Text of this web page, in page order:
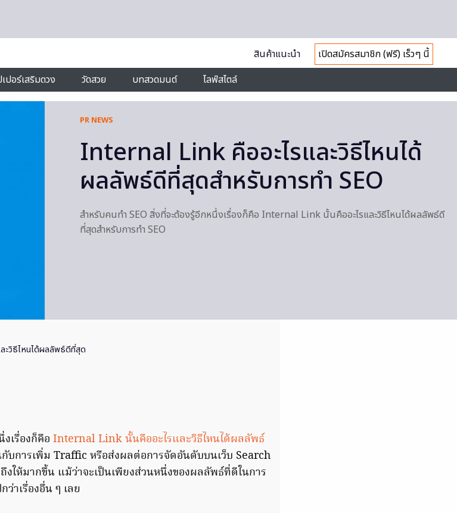
สินค้าแนะนำ
เปิดสมัครสมาชิก (ฟรี) เร็วๆ นี้
ปอร์เสริมดวง วัดสวย บทสวดมนต์ ไลฟ์สไตล์
PR NEWS
Internal Link คืออะไรและวิธีไหนได้
ผลลัพธ์ดีที่สุดสำหรับการทำ SEO
สำหรับคนทำ SEO สิ่งที่จะต้องรู้อีกหนึ่งเรื่องก็คือ Internal Link นั้นคืออะไรและวิธีไหนได้ผลลัพธ์ดี
ที่สุดสำหรับการทำ SEO
ะวิธีไหนได้ผลลัพธ์ดีที่สุด
เรื่องก็คือ Internal Link นั้นคืออะไรและวิธีไหนได้ผลลัพธ์
บการเพิ่ม Traffic หรือส่งผลต่อการจัดอันดับบนเว็บ Search
งให้มากขึ้น แม้ว่าจะเป็นเพียงส่วนหนึ่งของผลลัพธ์ที่ดีในการ
าเรื่องอื่น ๆ เลย